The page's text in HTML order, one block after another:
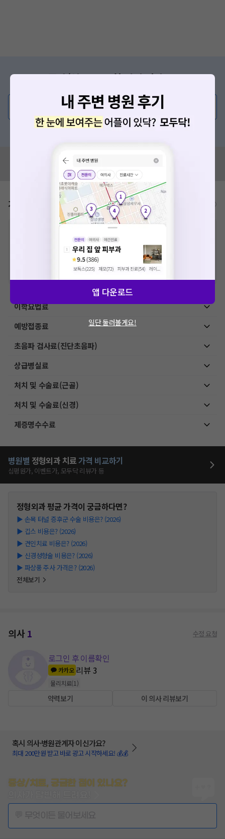
증상/치료, 궁금한 점이 있나요?
💬 무엇이든 물어보세요
혹은, 의료상담 서비스에 다양한 게시글 보러가기
혹시 잘못된 병원정보가 있나요?
모두닥 팀에 알려주세요!
가격표 비급여/급여 진료란?
비급여 항목의 경우,
추가비용 등으로 실제 가격과 상이할 수 있으니, 정확
한 가격은 해당 의료기관에 직접 문의해주세요.
급여 항목의 경우, 건강보험심사평가원에 고지되어 있는 급여 진료 기준 가
격입니다. (진료와 연관된 복합적인 비용이 추가되어, 병원마다 금액이 다르게
산정될 수 있는 점 참고 바랍니다.)
VAT 포함
이학요법료
예방접종료
초음파 검사료(진단초음파)
상급병실료
처치 및 수술료(근골)
처치 및 수술료(신경)
제증명수수료
병원별 정형외과 치료가격 비교하기
심평원가, 이벤트가, 모두닥 리뷰가 등
정형외과평균 가격이 궁금하다면?
▶ 손목 터널 증후군 수술 비용은? (2026)
▶ 깁스 비용은? (2026)
▶ 견인치료 비용은? (2026)
▶ 신경성형술 비용은? (2026)
▶ 파상풍 주사 가격은? (2026)
전체보기
의사1 수정 요청
로그인 후 이름확인
카카오 리뷰3
물리치료(1 )
약력보기 이 의사 리뷰보기
혹시 의사·병원관계자 이신가요?
최대 200만원 받고 바로 광고 시작하세요! 💰💰
증상/치료, 궁금한 점이 있나요?
앱 다운로드
일단 둘러볼게요!